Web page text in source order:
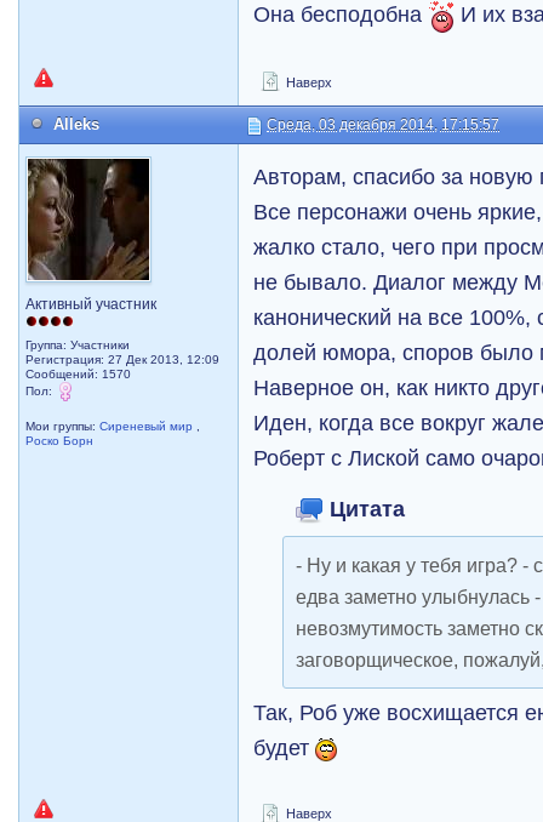
Она бесподобна
И их
Наверх
Alleks Среда, 03 декабря 2014, 17:15:57
Активный участник
Группа: Участники
Регистрация: 27 Дек 2013, 12:09
Сообщений: 1570
Пол:
Мои группы:Сиреневый мир
Роско Борн
Авторам, спасибо за новую
Все персонажи очень
жалко стало, чего при
не бывало. Диалог между
канонический на все 100%,
долей юмора, споров было
Наверное он, как никто
Иден, когда все вокруг
Роберт с Лиской само
Цитата
- Ну и какая у тебя игра? -
едва заметно улыбнулась -
невозмутимость заметно
заговорщическое,
Так, Роб уже восхищается
будет
Наверх